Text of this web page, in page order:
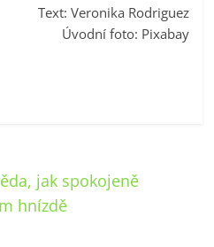
Text: Veronika Rodriguez
Úvodní foto: Pixabay
jak spokojeně
hnízdě